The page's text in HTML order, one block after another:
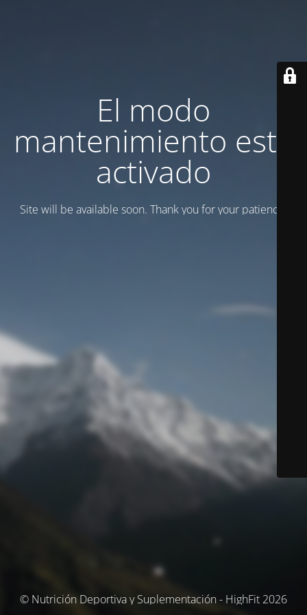
El modo
mantenimiento está
activado
Site will be available soon. Thank you for your patience!
© Nutrición Deportiva y Suplementación - HighFit 2026